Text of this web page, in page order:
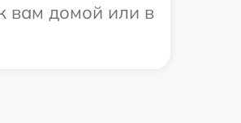
вам домой или в